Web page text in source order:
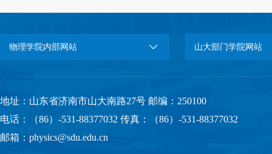
物理学院内部网站 山大部门学院网站
地址：山东省济南市山大南路27号 邮编：250100
电话：（86）-531-88377032 传真：（86）-531-88377032
邮箱：physics@sdu.edu.cn